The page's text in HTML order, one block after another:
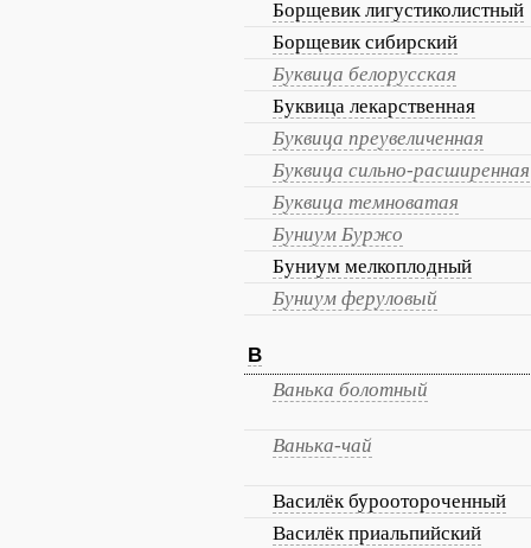
Борщевик лигустиколистный
Борщевик сибирский
Буквица белорусская
Буквица лекарственная
Буквица преувеличенная
Буквица сильно-расширенная
Буквица темноватая
Буниум Буржо
Буниум мелкоплодный
Буниум феруловый
В
Ванька болотный
Ванька-чай
Василёк буроотороченный
Василёк приальпийский